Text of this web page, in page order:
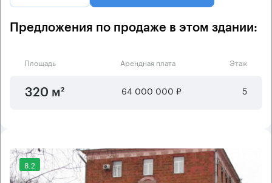
Предложения по продаже в этом здании:
Площадь Арендная плата Этаж
320 м² 64 000 000 ₽ 5
8.2